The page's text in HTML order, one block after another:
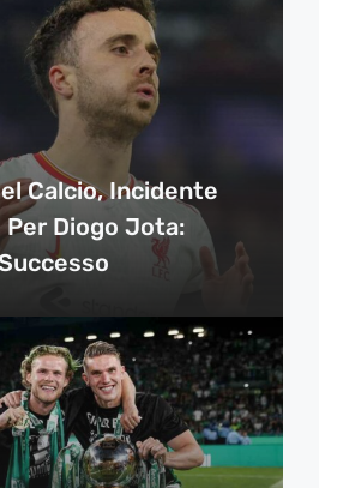
Calcio, Incidente
Per Diogo Jota: